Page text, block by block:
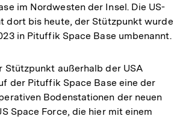
Fußnote
im Nordwesten der Insel. Die US-
dort bis heute, der Stützpunkt wurde
in Pituffik Space Base umbenannt.
Stützpunkt außerhalb der USA
der Pituffik Space Base eine der
Bodenstationen der neuen
Space Force, die hier mit einem